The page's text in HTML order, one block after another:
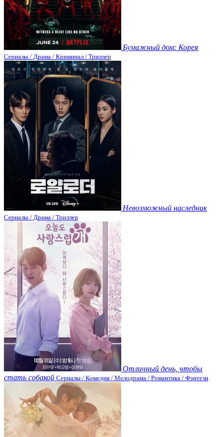
Бумажный дом: Корея
Сериалы / Драма / Криминал / Триллер
Невозможный наследник
Сериалы / Драма / Триллер
Отличный день, чтобы
стать собакой Сериалы / Комедия / Мелодрама / Романтика / Фэнтези